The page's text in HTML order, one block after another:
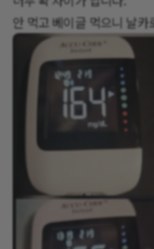
안 먹고 베이글 먹으니 날